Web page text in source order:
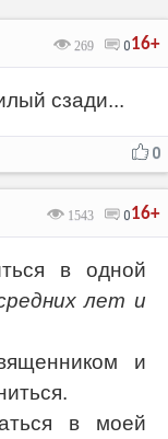
16+
269 0
сзади...
0
16+
1543 0
в одной
лет и
и
в моей